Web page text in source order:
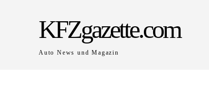
KFZgazette.com
Auto News und Magazin